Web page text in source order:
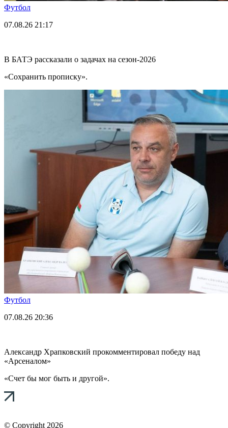
Футбол
07.08.26 21:17
В БАТЭ рассказали о задачах на сезон-2026
«Сохранить прописку».
Футбол
07.08.26 20:36
Александр Храпковский прокомментировал победу над
«Арсеналом»
«Счет бы мог быть и другой».
© Copyright 2026